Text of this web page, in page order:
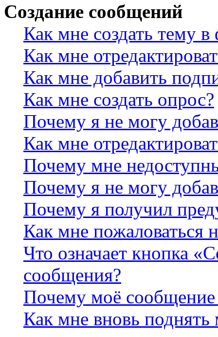
Создание сообщений
Как мне создать тему
Как мне
Как мне добавить
Как мне создать опрос?
Почему я не могу
Как мне
Почему мне
Почему я не могу
Почему я получил
Как мне пожаловаться
Что означает кнопка
сообщения?
Почему моё сообщение
Как мне вновь